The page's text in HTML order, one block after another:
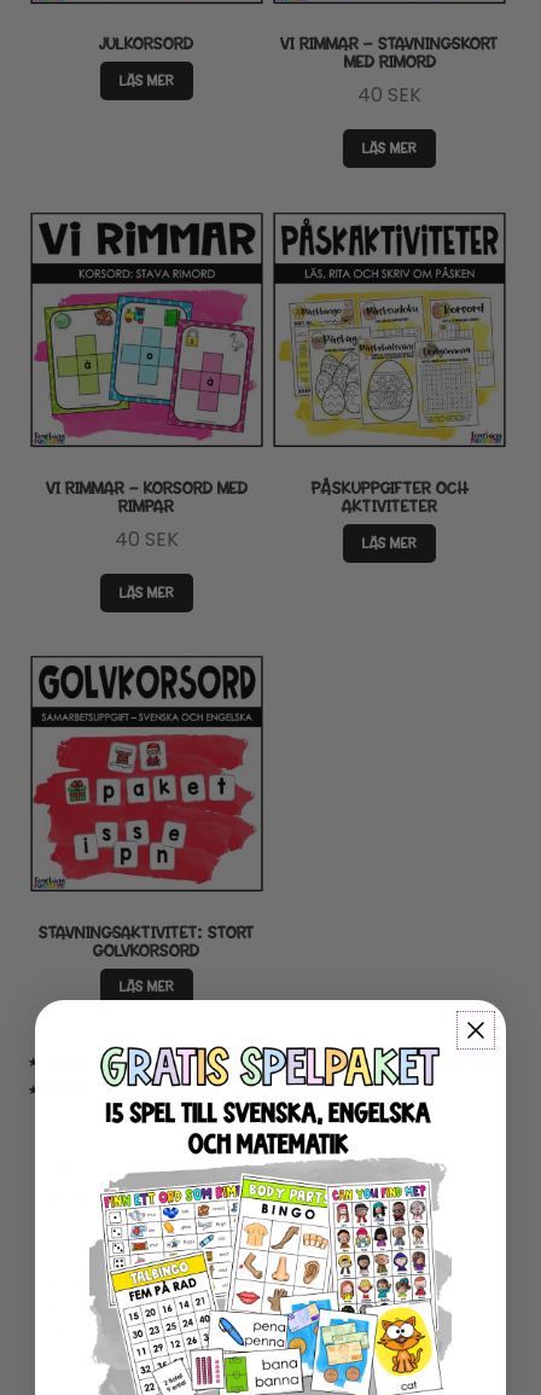
★ TYPSNITT
★ SVENSKA
BOKSTAVSINLÄRNING
LÄSFÖRSTÅELSE
SKRIVNING
GRAMMATIK OCH RÄTTSTAVNING
HÖGFREKVENTA ORD
SPRÅK OCH BEGREPP
KARTLÄGGNING SVENSKA
AKTIVITETSPAKET SVENSKA
JULKORSORD
LÄS MER
VI RIMMAR – STAVNINGSKORT
MED RIMORD
40 SEK
LÄS MER
VI RIMMAR – KORSORD MED
RIMPAR
40 SEK
LÄS MER
PÅSKUPPGIFTER OCH
AKTIVITETER
LÄS MER
STAVNINGSAKTIVITET: STORT
GOLVKORSORD
LÄS MER